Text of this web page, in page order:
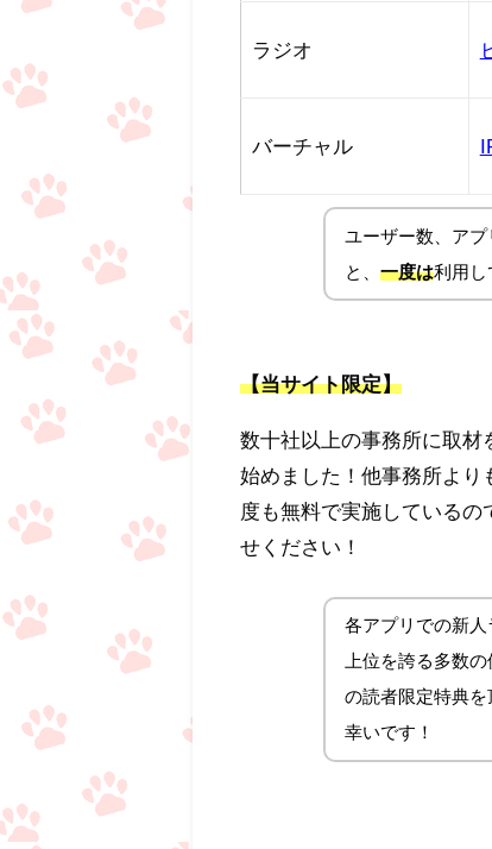
ラジオ
バーチャル
ユーザー数、ア
と、 一度は利用し
【当サイト限定】
数十社以上の事務所に取材
始めました！他事務所より
度も無料で実施しているの
せください！
各アプリでの新
上位を誇る多数
の読者限定特典
幸いです！